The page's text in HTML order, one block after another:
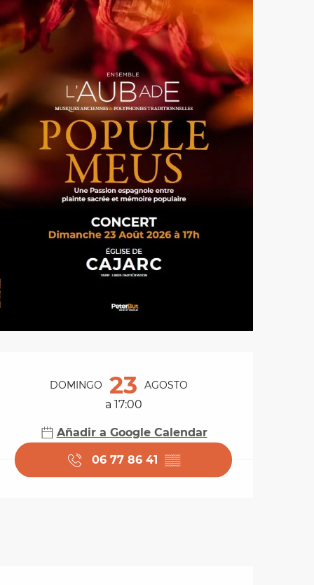
Horarios y datos de
DOMINGO 23 AGOSTO
a 17:00
Añadir a Google Calendar
06 77 86 41 ▒▒